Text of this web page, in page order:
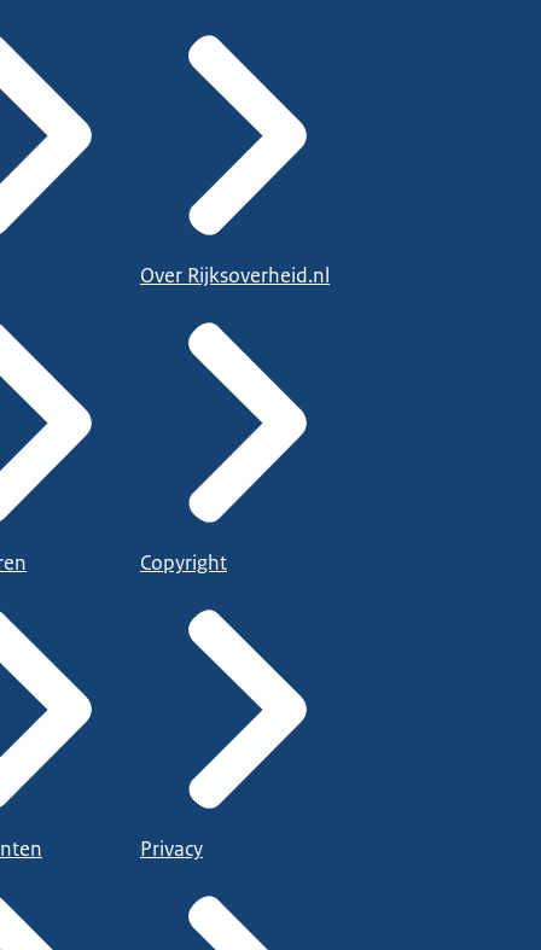
Over Rijksoverheid.nl
Copyright
Privacy